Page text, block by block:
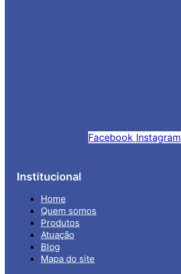
Facebook Instagram
Institucional
Home
Quem somos
Produtos
Atuação
Blog
Mapa do site